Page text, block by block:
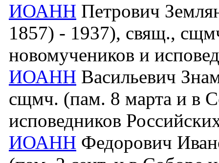
ИОАНН Петрович
1857) - 1937), свящ.,
новомучеников и
ИОАНН Васильевич
сщмч. (пам. 8 марта и в
исповедников
ИОАНН Федорович